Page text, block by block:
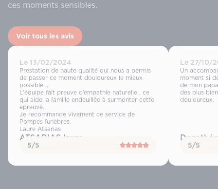
ces moments sensibles.
Voir tous les avis
Le 13/02/2024
Prestation de haute qualité qui nous a permis
de passer ce moment douloureux le mieux
possible …
L’équipe fait preuve d’empathie naturelle , ce
qui aide la famille endeuillée à surmonter cette
épreuve.
Je recommande vivement ce service de
Pompes funèbres.
Laure Atsarias
ATSARIAS laure
5/5
Le 27/10/
Un
moment si
de mon
des plus
douloureux.
5/5